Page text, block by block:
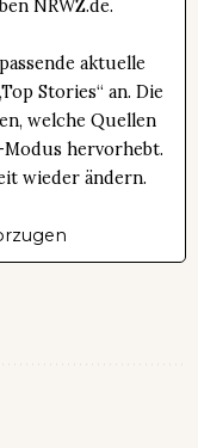
NRWZ.de.
aktuelle
Stories“ an. Die
welche Quellen
hervorhebt.
wieder ändern.